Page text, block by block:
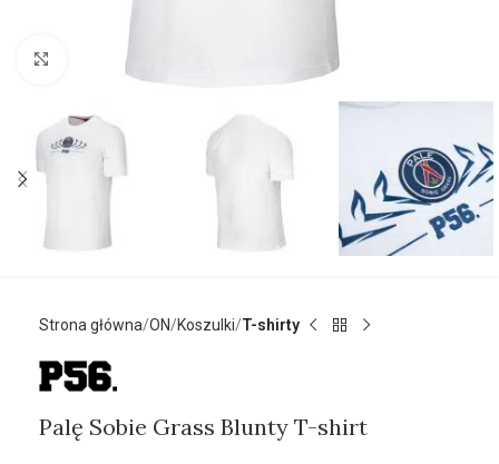
Kliknij aby powiększyć
Strona główna ON Koszulki T-shirty
Palę Sobie Grass Blunty T-shirt